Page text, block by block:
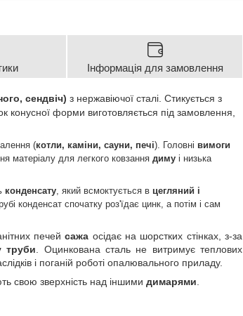
Інформація для замовлення
, сендвіч) з нержавіючої сталі. Стикується з
форми виготовляється під замовлення,
(котли, каміни, сауни, печі). Головні вимоги
матеріалу для легкого ковзання диму і низька
конденсату , який всмоктується в цегляний і
конденсат спочатку роз'їдає цинк, а потім і сам
печейсажа осідає на шорстких стінках, з-за
труби . Оцинкована сталь не витримує теплових
і поганій роботі опалювального приладу.
свою зверхність над іншими димарями